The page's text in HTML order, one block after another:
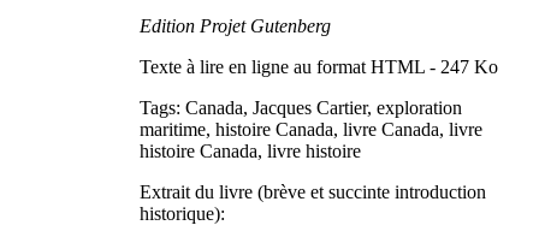
Edition Projet Gutenberg
Texte à lire en ligne au format HTML - 247 Ko
Tags: Canada, Jacques Cartier, exploration
maritime, histoire Canada, livre Canada, livre
histoire Canada, livre histoire
Extrait du livre (brève et succinte introduction
historique):